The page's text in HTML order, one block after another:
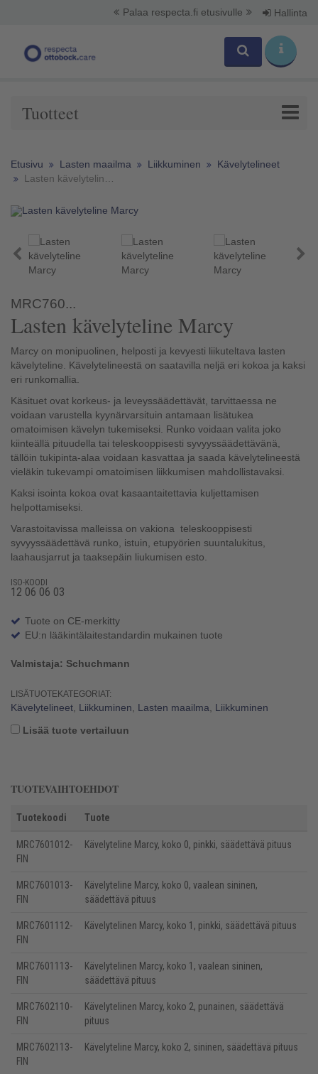
Palaa respecta.fi etusivulle Hallinta
Tuotteet
Etusivu Lasten maailma Liikkuminen
Kävelytelineet
Lasten kävelyteline Marcy
MRC760...
Lasten kävelyteline Marcy
Marcy on monipuolinen, helposti ja kevyesti liikuteltava lasten
kävelyteline. Kävelytelineestä on saatavilla neljä eri kokoa ja kaksi
eri runkomallia.
Käsituet ovat korkeus- ja leveyssäädettävät, tarvittaessa ne
voidaan varustella kyynärvarsituin antamaan lisätukea
omatoimisen kävelyn tukemiseksi. Runko voidaan valita joko
kiinteällä pituudella tai teleskooppisesti syvyyssäädettävänä,
tällöin tukipinta-alaa voidaan kasvattaa ja saada kävelytelineestä
vieläkin tukevampi omatoimisen liikkumisen mahdollistavaksi.
Kaksi isointa kokoa ovat kasaantaitettavia kuljettamisen
helpottamiseksi.
Varastoitavissa malleissa on vakiona teleskooppisesti
syvyyssäädettävä runko, istuin, etupyörien suuntalukitus,
laahausjarrut ja taaksepäin liukumisen esto.
ISO-KOODI
12 06 06 03
Tuote on CE-merkitty
EU:n lääkintälaitestandardin mukainen tuote
Valmistaja: Schuchmann
LISÄTUOTEKATEGORIAT:
Kävelytelineet Liikkuminen Lasten maailma
Liikkuminen
Lisää tuote vertailuun
TUOTEVAIHTOEHDOT
Tuotekoodi Tuote
MRC7601012-
FIN
Kävelyteline Marcy, koko 0, pinkki, säädettävä pituus
MRC7601013-
FIN
Kävelyteline Marcy, koko 0, vaalean sininen,
säädettävä pituus
MRC7601112-
FIN
Kävelytelinen Marcy, koko 1, pinkki, säädettävä pituus
MRC7601113-
FIN
Kävelytelinen Marcy, koko 1, vaalean sininen,
säädettävä pituus
MRC7602110-
FIN
Kävelytelinen Marcy, koko 2, punainen, säädettävä
pituus
MRC7602113-
FIN
Kävelyteline Marcy, koko 2, sininen, säädettävä pituus